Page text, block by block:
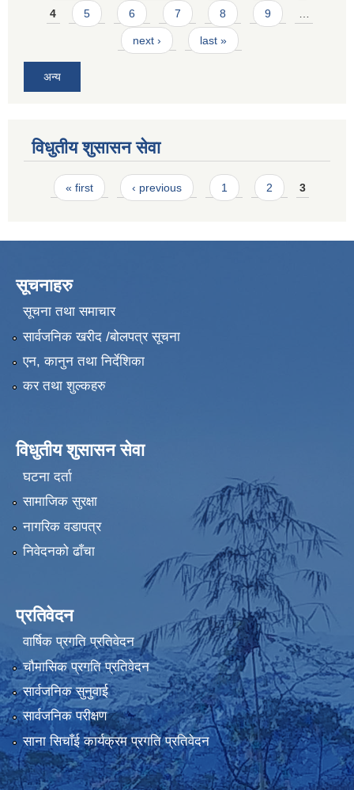
4 5 6 7 8 9
next › last »
अन्य
विधुतीय शुसासन सेवा
Pages
« first ‹ previous 1 2 3
सूचनाहरु
सूचना तथा समाचार
सार्वजनिक खरीद /बोलपत्र सूचना
एन, कानुन तथा निर्देशिका
कर तथा शुल्कहरु
विधुतीय शुसासन सेवा
घटना दर्ता
सामाजिक सुरक्षा
नागरिक वडापत्र
निवेदनको ढाँचा
प्रतिवेदन
वार्षिक प्रगति प्रतिवेदन
चौमासिक प्रगति प्रतिवेदन
सार्वजनिक सुनुवाई
सार्वजनिक परीक्षण
साना सिचाँई कार्यक्रम प्रगति प्रतिवेदन